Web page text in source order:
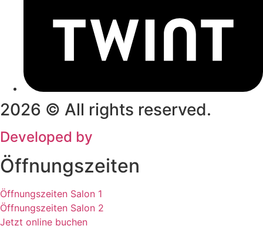
2026 © All rights reserved.
Developed by
Öffnungszeiten
Öffnungszeiten Salon 1
Öffnungszeiten Salon 2
Jetzt online buchen